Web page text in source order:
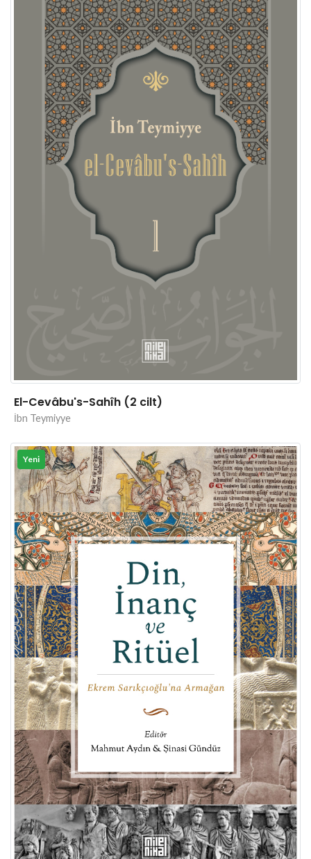
El-Cevâbu's-Sahîh (2 cilt)
İbn Teymiyye
Yeni